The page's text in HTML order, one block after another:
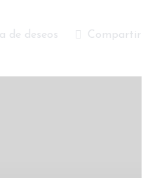
de deseos Compartir